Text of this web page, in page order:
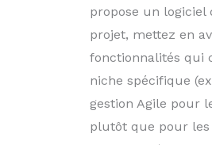
propose un logiciel
projet, mettez en
fonctionnalités qui
niche spécifique
gestion Agile pour
plutôt que pour les